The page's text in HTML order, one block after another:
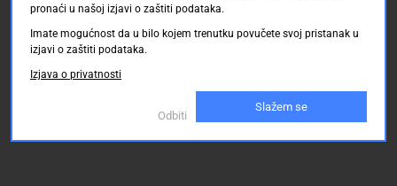
pronaći u našoj izjavi o zaštiti podataka.
Imate mogućnost da u bilo kojem trenutku povučete svoj pristanak u
izjavi o zaštiti podataka.
Izjava o privatnosti
Odbiti
Slažem se